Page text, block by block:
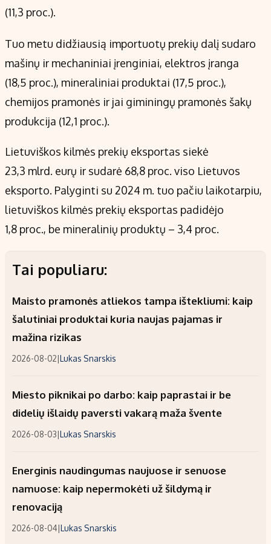
(11,3 proc.).
Tuo metu didžiausią importuotų prekių dalį sudaro
mašinų ir mechaniniai įrenginiai, elektros įranga
(18,5 proc.), mineraliniai produktai (17,5 proc.),
chemijos pramonės ir jai giminingų pramonės šakų
produkcija (12,1 proc.).
Lietuviškos kilmės prekių eksportas siekė
23,3 mlrd. eurų ir sudarė 68,8 proc. viso Lietuvos
eksporto. Palyginti su 2024 m. tuo pačiu laikotarpiu,
lietuviškos kilmės prekių eksportas padidėjo
1,8 proc., be mineralinių produktų – 3,4 proc.
Tai populiaru:
Maisto pramonės atliekos tampa ištekliumi: kaip
šalutiniai produktai kuria naujas pajamas ir
mažina rizikas
2026-08-02|Lukas Snarskis
Miesto piknikai po darbo: kaip paprastai ir be
didelių išlaidų paversti vakarą maža švente
2026-08-03|Lukas Snarskis
Energinis naudingumas naujuose ir senuose
namuose: kaip nepermokėti už šildymą ir
renovaciją
2026-08-04|Lukas Snarskis